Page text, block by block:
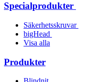
Specialprodukter
Säkerhetsskruvar
bigHead
Visa alla
Produkter